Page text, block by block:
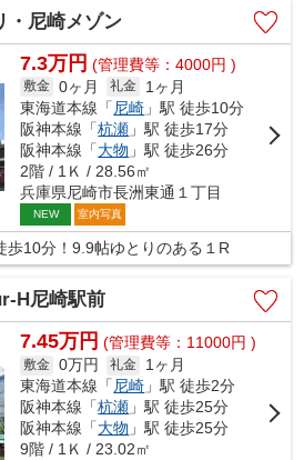
・尼崎メゾン
7.3万円 (管理費等：4000円 )
敷金 0ヶ月 礼金
1ヶ月
東海道本線「尼崎 」駅 徒歩10分
阪神本線「杭瀬 」駅 徒歩17分
阪神本線「大物 」駅 徒歩26分
2階 / 1Ｋ / 28.56㎡
兵庫県尼崎市長洲東通１丁目
NEW 室内写真
歩10分！9.9帖ゆとりのある１R
H尼崎駅前
7.45万円 (管理費等：11000円 )
敷金 0万円 礼金
1ヶ月
東海道本線「尼崎 」駅 徒歩2分
阪神本線「杭瀬 」駅 徒歩25分
阪神本線「大物 」駅 徒歩25分
9階 / 1Ｋ / 23.02㎡